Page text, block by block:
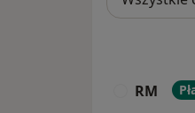
RM